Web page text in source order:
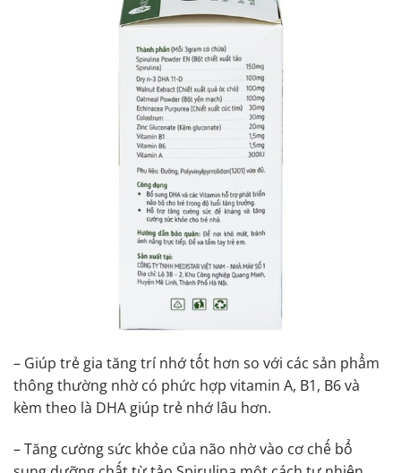
– Giúp trẻ gia tăng trí nhớ tốt hơn so với các sản phẩm
thông thường nhờ có phức hợp vitamin A, B1, B6 và
kèm theo là DHA giúp trẻ nhớ lâu hơn.
– Tăng cường sức khỏe của não nhờ vào cơ chế bổ